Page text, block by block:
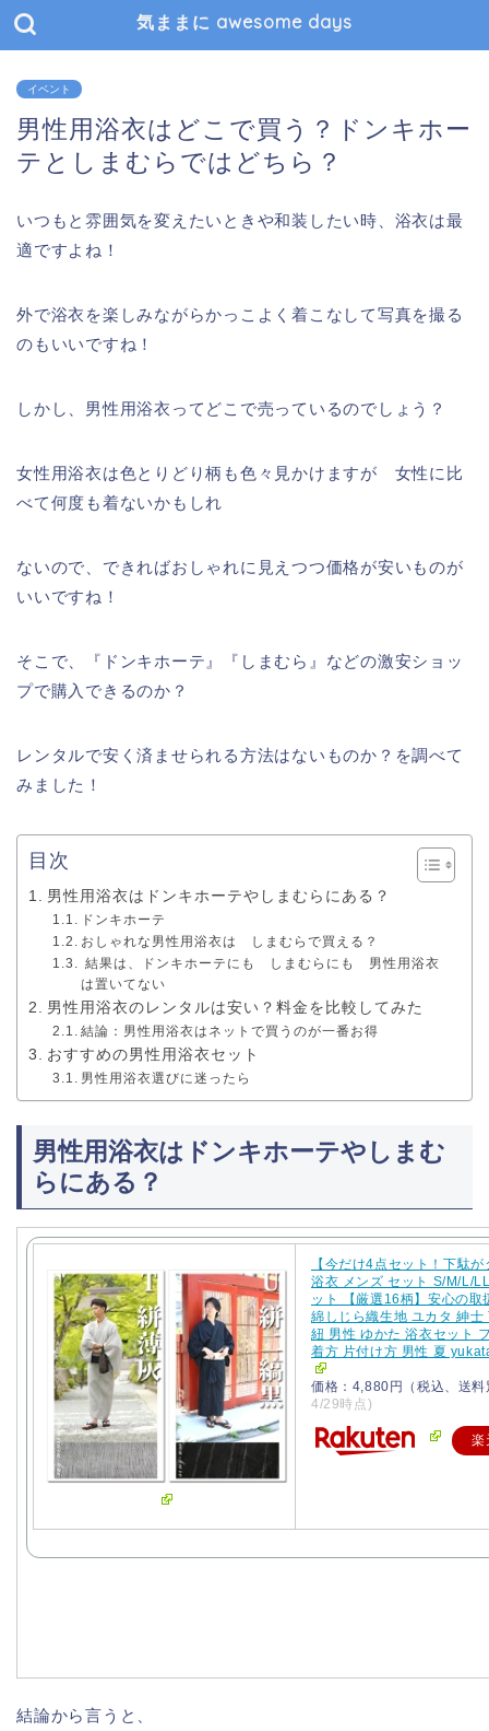
気ままに awesome days
イベント
男性用浴衣はどこで買う？ドンキホー
テとしまむらではどちら？
いつもと雰囲気を変えたいときや和装したい時、浴衣は最
適ですよね！
外で浴衣を楽しみながらかっこよく着こなして写真を撮る
のもいいですね！
しかし、男性用浴衣ってどこで売っているのでしょう？
女性用浴衣は色とりどり柄も色々見かけますが 女性に比
べて何度も着ないかもしれ
ないので、できればおしゃれに見えつつ価格が安いものが
いいですね！
そこで、『ドンキホーテ』『しまむら』などの激安ショッ
プで購入できるのか？
レンタルで安く済ませられる方法はないものか？を調べて
みました！
目次
男性用浴衣はドンキホーテやしまむらにある？
ドンキホーテ
おしゃれな男性用浴衣は しまむらで買える？
結果は、ドンキホーテにも しまむらにも 男性用浴衣
は置いてない
男性用浴衣のレンタルは安い？料金を比較してみた
結論：男性用浴衣はネットで買うのが一番お得
おすすめの男性用浴衣セット
男性用浴衣選びに迷ったら
男性用浴衣はドンキホーテやしまむ
らにある？
【今だけ4点セット！下駄
浴衣 メンズ セット S/M/L/
ット 【厳選16柄】安心の取
綿しじら織生地 ユカタ 紳士
紐 男性 ゆかた 浴衣セット
着方 片付け方 男性 夏
価格：4,880円（税込、送
4/29時点)
楽
結論から言うと、